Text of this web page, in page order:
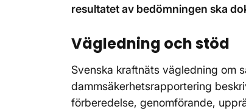
resultatet av bedömningen ska
Vägledning och stöd
Svenska kraftnäts vägledning om
dammsäkerhetsrapportering
förberedelse, genomförande,